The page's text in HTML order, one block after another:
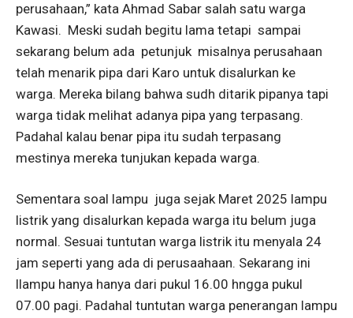
perusahaan,” kata Ahmad Sabar salah satu warga
Kawasi. Meski sudah begitu lama tetapi sampai
sekarang belum ada petunjuk misalnya perusahaan
telah menarik pipa dari Karo untuk disalurkan ke
warga. Mereka bilang bahwa sudh ditarik pipanya tapi
warga tidak melihat adanya pipa yang terpasang.
Padahal kalau benar pipa itu sudah terpasang
mestinya mereka tunjukan kepada warga.
Sementara soal lampu juga sejak Maret 2025 lampu
listrik yang disalurkan kepada warga itu belum juga
normal. Sesuai tuntutan warga listrik itu menyala 24
jam seperti yang ada di perusaahaan. Sekarang ini
llampu hanya hanya dari pukul 16.00 hngga pukul
07.00 pagi. Padahal tuntutan warga penerangan lampu